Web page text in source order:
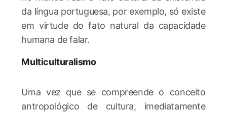
da língua portuguesa, por exemplo, só existe
em virtude do fato natural da capacidade
humana de falar.
Multiculturalismo
Uma vez que se compreende o conceito
antropológico de cultura, imediatamente